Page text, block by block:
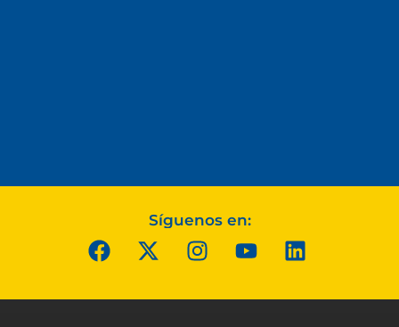
Síguenos en: